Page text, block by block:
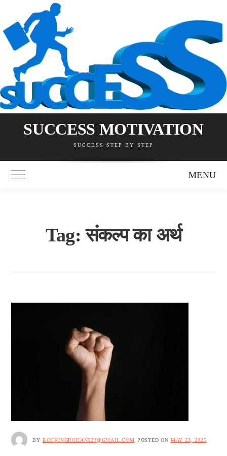
content
SUCCESS MOTIVATION
SUCCESS STEP BY STEP
Toggle Main Menu MENU
Tag:संकल्प का अर्थ
BY ROCKINGROHAN523@GMAIL.COM POSTED ON MAY 23, 2025